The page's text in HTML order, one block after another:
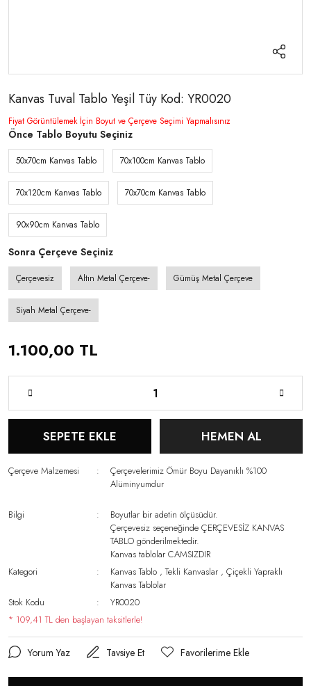
Kanvas Tuval Tablo Yeşil Tüy Kod: YR0020
Fiyat Görüntülemek İçin Boyut ve Çerçeve Seçimi Yapmalısınız
Önce Tablo Boyutu Seçiniz
50x70cm Kanvas Tablo 70x100cm Kanvas Tablo
70x120cm Kanvas Tablo 70x70cm Kanvas Tablo
90x90cm Kanvas Tablo
Sonra Çerçeve Seçiniz
Çerçevesiz Altın Metal Çerçeve- Gümüş Metal Çerçeve
Siyah Metal Çerçeve-
1.100,00 TL
SEPETE EKLE HEMEN AL
Çerçeve Malzemesi
Çerçevelerimiz Ömür Boyu Dayanıklı %100
Alüminyumdur
Bilgi
Boyutlar bir adetin ölçüsüdür.
Çerçevesiz seçeneğinde ÇERÇEVESİZ KANVAS
TABLO gönderilmektedir.
Kanvas tablolar CAMSIZDIR
Kategori
Kanvas Tablo ,Tekli Kanvaslar ,Çiçekli Yapraklı
Kanvas Tablolar
Stok Kodu
YR0020
* 109,41 TL den başlayan taksitlerle!
Yorum Yaz Tavsiye Et